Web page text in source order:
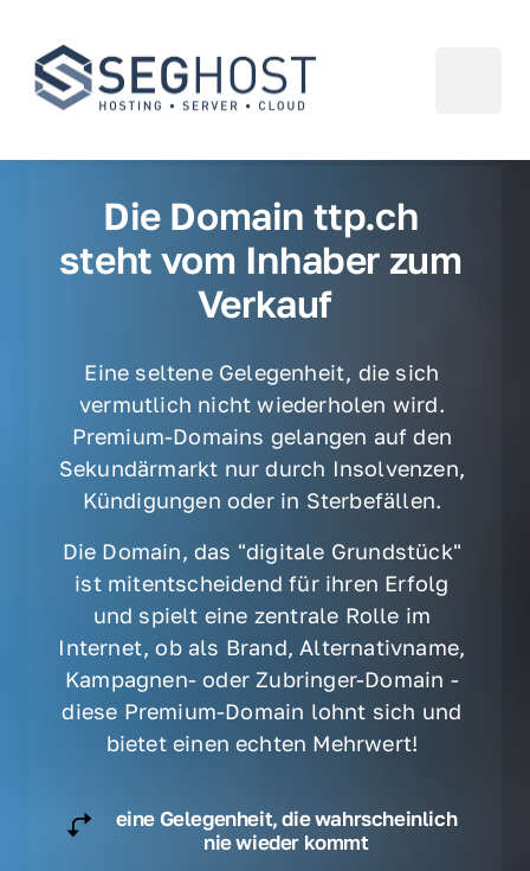
Die Domain ttp.ch
steht vom Inhaber zum
Verkauf
Eine seltene Gelegenheit, die sich
vermutlich nicht wiederholen wird.
Premium-Domains gelangen auf den
Sekundärmarkt nur durch Insolvenzen,
Kündigungen oder in Sterbefällen.
Die Domain, das "digitale Grundstück"
ist mitentscheidend für ihren Erfolg
und spielt eine zentrale Rolle im
Internet, ob als Brand, Alternativname,
Kampagnen- oder Zubringer-Domain -
diese Premium-Domain lohnt sich und
bietet einen echten Mehrwert!
eine Gelegenheit, die wahrscheinlich
nie wieder kommt